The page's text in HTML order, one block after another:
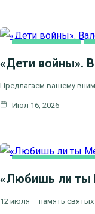
«Дети войны».
Предлагаем вашему
Июл 16, 2026
ПРАЗДНИКИ
«Любишь ли ты
12 июля – память